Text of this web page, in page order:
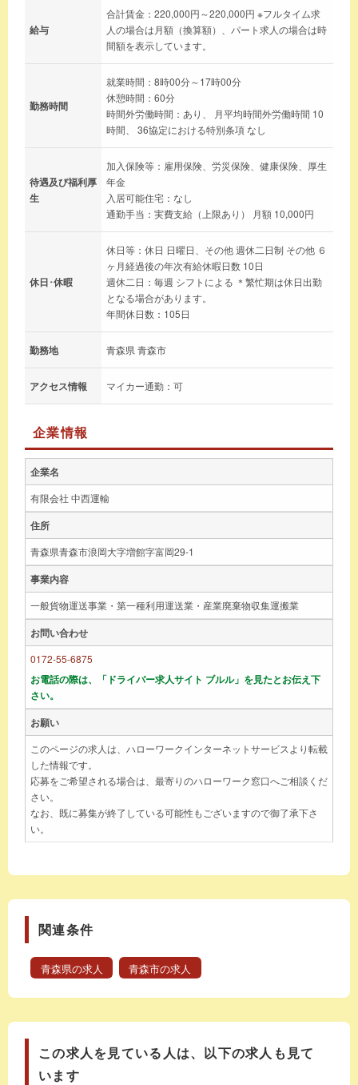
給与
合計賃金：220,000円～220,000円 ※フルタイム求
人の場合は月額（換算額）、パート求人の場合は時
間額を表示しています。
勤務時間
就業時間：8時00分～17時00分
休憩時間：60分
時間外労働時間：あり、 月平均時間外労働時間 10
時間、 36協定における特別条項 なし
待遇及び福利厚
生
加入保険等：雇用保険、労災保険、健康保険、厚生
年金
入居可能住宅：なし
通勤手当：実費支給（上限あり） 月額 10,000円
休日･休暇
休日等：休日 日曜日、その他 週休二日制 その他 ６
ヶ月経過後の年次有給休暇日数 10日
週休二日：毎週 シフトによる ＊繁忙期は休日出勤
となる場合があります。
年間休日数：105日
勤務地 青森県 青森市
アクセス情報 マイカー通勤：可
企業情報
企業名
有限会社 中西運輸
住所
青森県青森市浪岡大字増館字富岡29-1
事業内容
一般貨物運送事業・第一種利用運送業・産業廃棄物収集運搬業
お問い合わせ
0172-55-6875
お電話の際は、「ドライバー求人サイト ブルル」を見たとお伝え下
さい。
お願い
このページの求人は、ハローワークインターネットサービスより転載
した情報です。
応募をご希望される場合は、最寄りのハローワーク窓口へご相談くだ
さい。
なお、既に募集が終了している可能性もございますので御了承下さ
い。
関連条件
青森県の求人 青森市の求人
この求人を見ている人は、以下の求人も見て
います